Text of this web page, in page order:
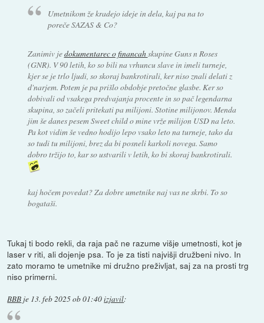
Umetnikom že kradejo ideje in dela, kaj pa na to
poreče SAZAS & Co?
Zanimiv jedokumentarec o financahskupine Guns n Roses
(GNR). V 90 letih, ko so bili na vrhuncu slave in imeli turneje,
kjer se je trlo ljudi, so skoraj bankrotirali, ker niso znali delati z
d'narjem. Potem je pa prišlo obdobje pretočne glasbe. Ker so
dobivali od vsakega predvajanja procente in so pač legendarna
skupina, so začeli pritekati pa milijoni. Stotine milijonov. Menda
jim še danes pesem Sweet child o mine vrže milijon USD na leto.
Pa kot vidim še vedno hodijo lepo vsako leto na turneje, tako da
so tudi tu milijoni, brez da bi posneli karkoli novega. Samo
dobro tržijo to, kar so ustvarili v letih, ko bi skoraj bankrotirali.
kaj hočem povedat? Za dobre umetnike naj vas ne skrbi. To so
bogataši.
Tukaj ti bodo rekli, da raja pač ne razume višje umetnosti, kot je
laser v riti, ali dojenje psa. To je za tisti najvišji družbeni nivo. In
zato moramo te umetnike mi družno preživljat, saj za na prosti trg
niso primerni.
BBB je 13. feb 2025 ob 01:40izjavil: